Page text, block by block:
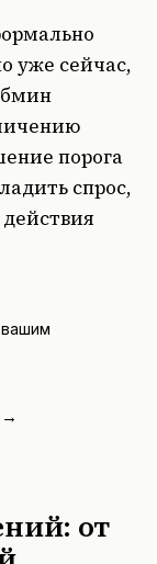
уже сейчас,
порога
спрос,
→
от